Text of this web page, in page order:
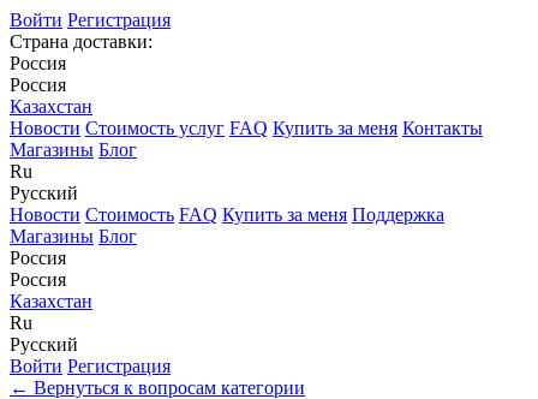
Войти Регистрация
Страна доставки:
Россия
Россия
Казахстан
Новости Стоимость услуг FAQ Купить за меня Контакты
Магазины Блог
Ru
Русский
Новости Стоимость FAQ Купить за меня Поддержка
Магазины Блог
Россия
Россия
Казахстан
Ru
Русский
Войти Регистрация
← Вернуться к вопросам категории